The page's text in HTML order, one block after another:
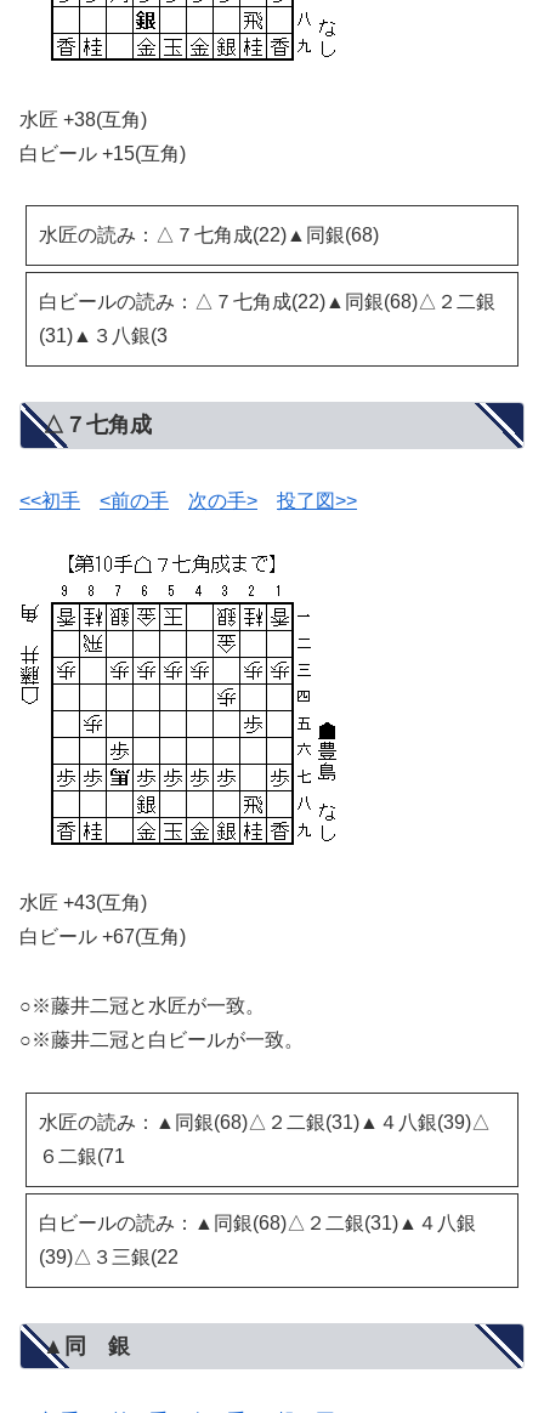
水匠 +38(互角)
白ビール +15(互角)
水匠の読み：△７七角成(22)▲同銀(68)
白ビールの読み：△７七角成(22)▲同銀(68)△２二銀
(31)▲３八銀(3
△７七角成
<<初手 <前の手 次の手> 投了図>>
水匠 +43(互角)
白ビール +67(互角)
○※藤井二冠と水匠が一致。
○※藤井二冠と白ビールが一致。
水匠の読み：▲同銀(68)△２二銀(31)▲４八銀(39)△
６二銀(71
白ビールの読み：▲同銀(68)△２二銀(31)▲４八銀
(39)△３三銀(22
▲同 銀